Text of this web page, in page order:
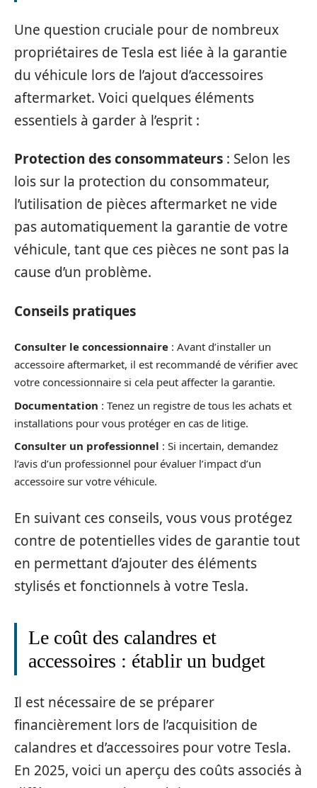
Une question cruciale pour de nombreux
propriétaires de Tesla est liée à la garantie
du véhicule lors de l’ajout d’accessoires
aftermarket. Voici quelques éléments
essentiels à garder à l’esprit :
Protection des consommateurs : Selon les
lois sur la protection du consommateur,
l’utilisation de pièces aftermarket ne vide
pas automatiquement la garantie de votre
véhicule, tant que ces pièces ne sont pas la
cause d’un problème.
Conseils pratiques
Consulter le concessionnaire : Avant d’installer un
accessoire aftermarket, il est recommandé de vérifier avec
votre concessionnaire si cela peut affecter la garantie.
Documentation : Tenez un registre de tous les achats et
installations pour vous protéger en cas de litige.
Consulter un professionnel : Si incertain, demandez
l’avis d’un professionnel pour évaluer l’impact d’un
accessoire sur votre véhicule.
En suivant ces conseils, vous vous protégez
contre de potentielles vides de garantie tout
en permettant d’ajouter des éléments
stylisés et fonctionnels à votre Tesla.
Le coût des calandres et
accessoires : établir un budget
Il est nécessaire de se préparer
financièrement lors de l’acquisition de
calandres et d’accessoires pour votre Tesla.
En 2025, voici un aperçu des coûts associés à